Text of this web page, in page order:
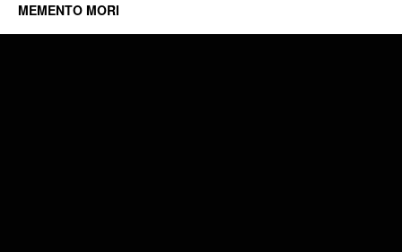
MEMENTO MORI